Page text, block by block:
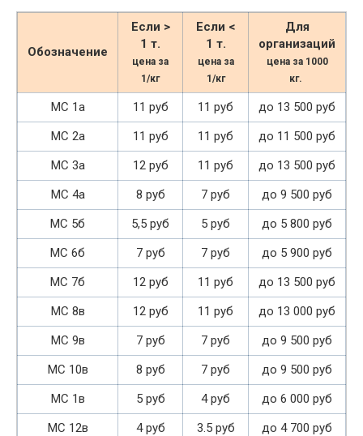
Обозначение
Если >
1 т.
цена за
1/кг
Если <
1 т.
цена за
1/кг
Для
организаций
цена за 1000
кг.
МС 1а 11 руб 11 руб
до 13 500 руб
МС 2а
11 руб 11 руб
до 11 500 руб
МС 3а
12 руб 11 руб
до 13 500 руб
МС 4а
8 руб 7 руб
до 9 500 руб
МС 5б
5,5 руб 5 руб
до 5 800 руб
МС 6б
7 руб 7 руб
до 5 900 руб
МС 7б
12 руб 11 руб
до 13 500 руб
МС 8в
12 руб 11 руб
до 13 000 руб
МС 9в
7 руб 7 руб
до 9 500 руб
МС 10в
8 руб 7 руб
до 9 500 руб
МС 1в
5 руб 4 руб
до 6 000 руб
МС 12в
4 руб 3.5 руб до 4 700 руб